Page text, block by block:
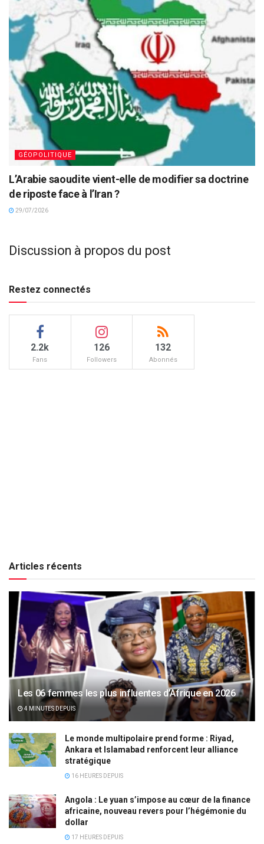
GÉOPOLITIQUE
L’Arabie saoudite vient-elle de modifier sa doctrine
de riposte face à l’Iran ?
29/07/2026
Discussion à propos du post
Restez connectés
2.2k
Fans
126
Followers
132
Abonnés
Articles récents
Les 06 femmes les plus influentes d’Afrique en 2026
4 MINUTES DEPUIS
Le monde multipolaire prend forme : Riyad,
Ankara et Islamabad renforcent leur alliance
stratégique
16 HEURES DEPUIS
Angola : Le yuan s’impose au cœur de la finance
africaine, nouveau revers pour l’hégémonie du
dollar
17 HEURES DEPUIS